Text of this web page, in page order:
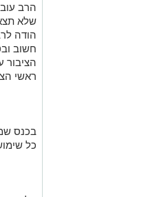
הרב
שלא
הודה
חשוב
הציבור
ראשי
בכנס
כל